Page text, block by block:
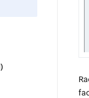
)